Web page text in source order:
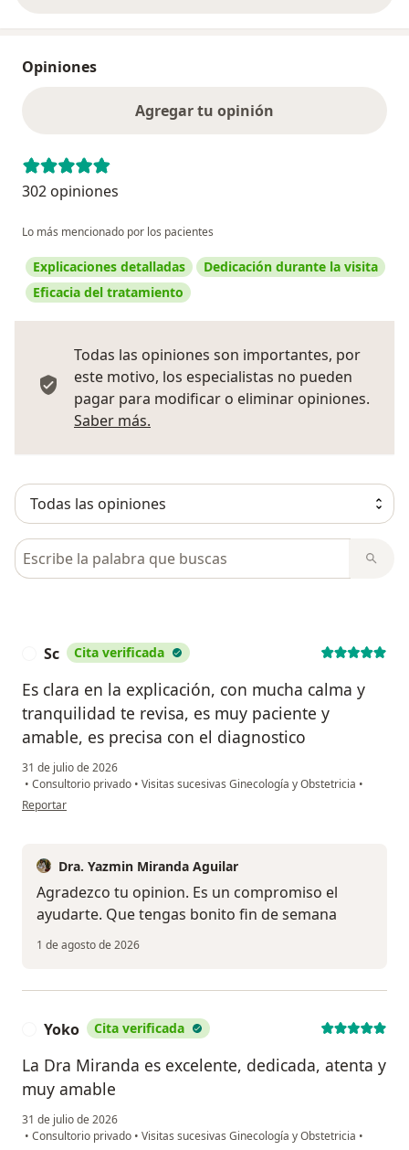
Opiniones
Agregar tu opinión
302 opiniones
Lo más mencionado por los pacientes
Explicaciones detalladas
Dedicación durante la visita
Eficacia del tratamiento
Todas las opiniones son importantes, por
este motivo, los especialistas no pueden
pagar para modificar o eliminar opiniones.
Saber más.
Busca en opiniones
Sc Cita verificada
Es clara en la explicación, con mucha calma y
tranquilidad te revisa, es muy paciente y
amable, es precisa con el diagnostico
31 de julio de 2026
• Consultorio privado • Visitas sucesivas Ginecología y Obstetricia •
en opinión del usuario Sc
Reportar
Dra. Yazmin Miranda Aguilar
Agradezco tu opinion. Es un compromiso el
ayudarte. Que tengas bonito fin de semana
1 de agosto de 2026
Yoko Cita verificada
La Dra Miranda es excelente, dedicada, atenta y
muy amable
31 de julio de 2026
• Consultorio privado • Visitas sucesivas Ginecología y Obstetricia •